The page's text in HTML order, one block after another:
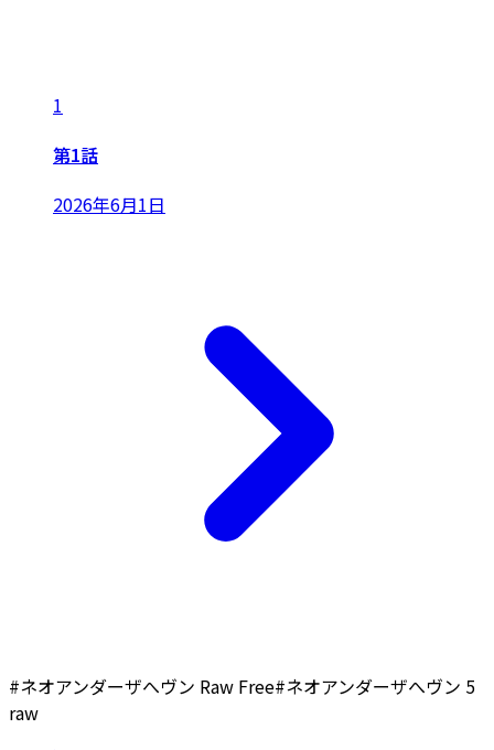
1
第1話
2026年6月1日
#ネオアンダーザへヴン Raw Free#ネオアンダーザへヴン 5
raw